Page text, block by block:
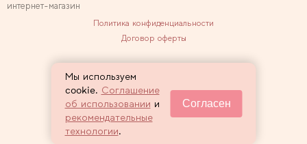
2007 — 2026 Sewclub
интернет-магазин
Политика конфиденциальности
Договор оферты
Мы используем
cookie. Соглашение
об использовании и
рекомендательные
технологии.
Согласен